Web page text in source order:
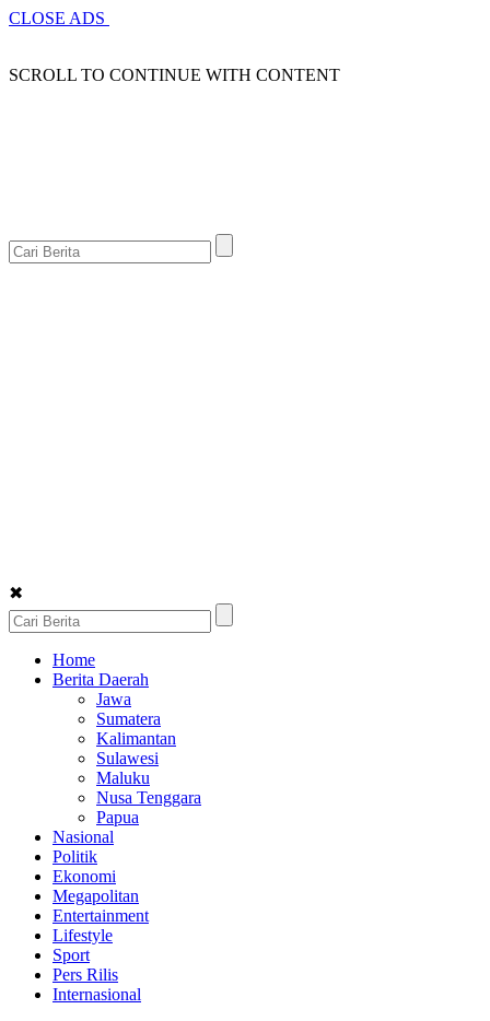
CLOSE ADS
SCROLL TO CONTINUE WITH CONTENT
✖
Home
Berita Daerah
Jawa
Sumatera
Kalimantan
Sulawesi
Maluku
Nusa Tenggara
Papua
Nasional
Politik
Ekonomi
Megapolitan
Entertainment
Lifestyle
Sport
Pers Rilis
Internasional